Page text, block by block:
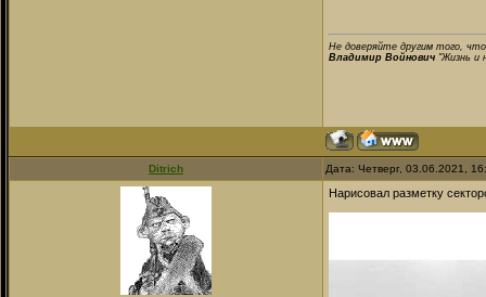
Не доверяйте другим того,
Владимир Войнович "Жизнь и
Ditrich Дата: Четверг, 03.06.2021,
Нарисовал разметку